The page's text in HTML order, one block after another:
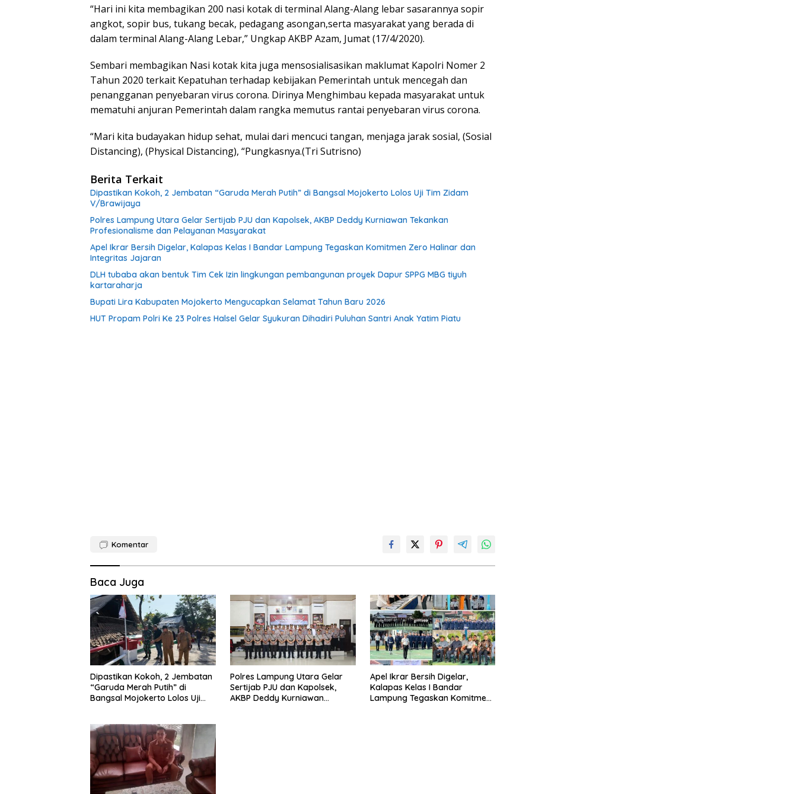
“Hari ini kita membagikan 200 nasi kotak di terminal Alang-Alang lebar sasarannya sopir
angkot, sopir bus, tukang becak, pedagang asongan,serta masyarakat yang berada di
dalam terminal Alang-Alang Lebar,” Ungkap AKBP Azam, Jumat (17/4/2020).
Sembari membagikan Nasi kotak kita juga mensosialisasikan maklumat Kapolri Nomer 2
Tahun 2020 terkait Kepatuhan terhadap kebijakan Pemerintah untuk mencegah dan
penangganan penyebaran virus corona. Dirinya Menghimbau kepada masyarakat untuk
mematuhi anjuran Pemerintah dalam rangka memutus rantai penyebaran virus corona.
“Mari kita budayakan hidup sehat, mulai dari mencuci tangan, menjaga jarak sosial, (Sosial
Distancing), (Physical Distancing), “Pungkasnya.(Tri Sutrisno)
Berita Terkait
Dipastikan Kokoh, 2 Jembatan “Garuda Merah Putih” di Bangsal Mojokerto Lolos Uji Tim Zidam
V/Brawijaya
Polres Lampung Utara Gelar Sertijab PJU dan Kapolsek, AKBP Deddy Kurniawan Tekankan
Profesionalisme dan Pelayanan Masyarakat
Apel Ikrar Bersih Digelar, Kalapas Kelas I Bandar Lampung Tegaskan Komitmen Zero Halinar dan
Integritas Jajaran
DLH tubaba akan bentuk Tim Cek Izin lingkungan pembangunan proyek Dapur SPPG MBG tiyuh
kartaraharja
Bupati Lira Kabupaten Mojokerto Mengucapkan Selamat Tahun Baru 2026
HUT Propam Polri Ke 23 Polres Halsel Gelar Syukuran Dihadiri Puluhan Santri Anak Yatim Piatu
Komentar
Baca Juga
Dipastikan Kokoh, 2 Jembatan
“Garuda Merah Putih” di
Bangsal Mojokerto Lolos Uji
Polres Lampung Utara Gelar
Sertijab PJU dan Kapolsek,
AKBP Deddy Kurniawan
Apel Ikrar Bersih Digelar,
Kalapas Kelas I Bandar
Lampung Tegaskan Komitmen